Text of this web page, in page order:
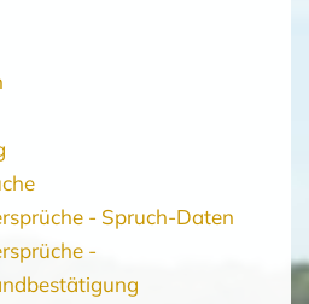
- Spruch-Daten
-